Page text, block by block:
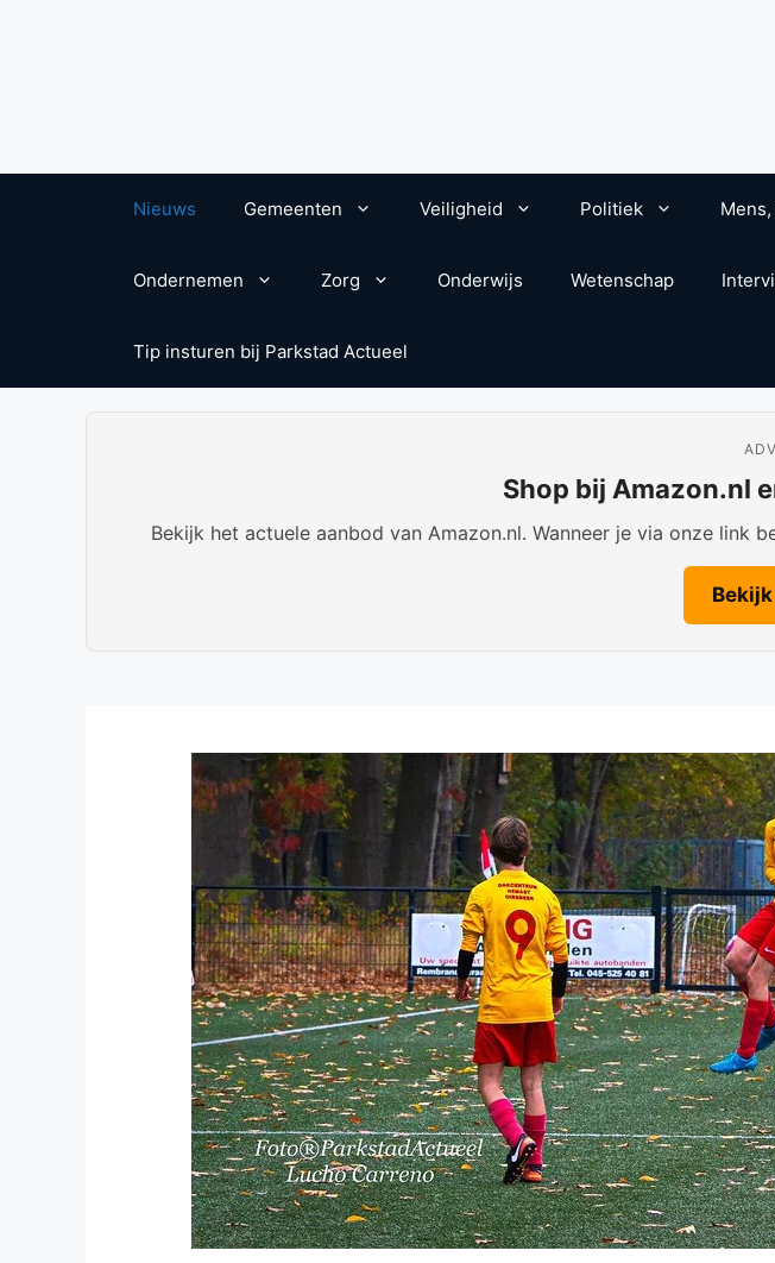
Nieuws Gemeenten Veiligheid Politiek
Ondernemen Zorg Onderwijs Wetenschap
Tip insturen bij Parkstad Actueel
Shop bij Amazon.nl
Bekijk het actuele aanbod van Amazon.nl. Wanneer je via onze